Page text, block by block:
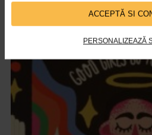
ACCEPTĂ SI
PERSONALIZEAZĂ
12.601 vizualizari